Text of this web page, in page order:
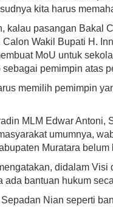
kita harus
kalau pasangan Bakal
Wakil Bupati H.
MoU untuk
pemimpin atas
memilih pemimpin
MLM Edwar Antoni,
umumnya,
Muratara
didalam
ada bantuan hukum
Nian seperti